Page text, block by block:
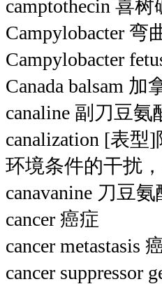
camptothecin 喜树
Campylobacter 弯
Campylobacter
Canada balsam
canaline 副刀豆氨
canalization [表
环境条件的干扰
canavanine 刀豆氨
cancer 癌症
cancer metastasis
cancer suppressor